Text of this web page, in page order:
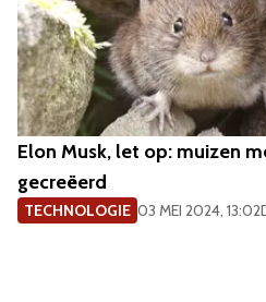
Elon Musk, let op: muizen
gecreëerd
TECHNOLOGIE 03 MEI 2024, 13:02